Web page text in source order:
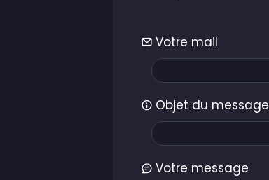
Votre mail
Objet du message
Votre message